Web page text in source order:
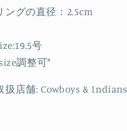
ングの直径：2.5cm
号
調整可*
扱店舗: Cowboys & Indians